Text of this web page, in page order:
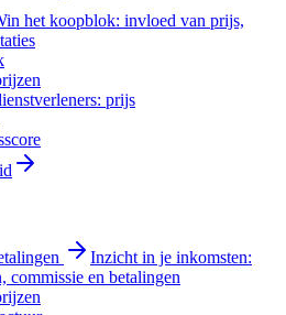
het koopblok: invloed van prijs,
prijs
Inzicht in je inkomsten:
commissie en betalingen